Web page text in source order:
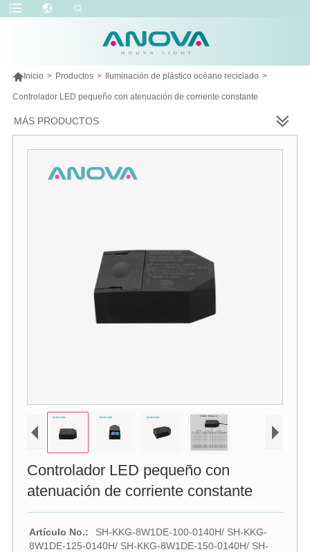
Inicio > Productos > Iluminación de plástico océano reciclado >
Controlador LED pequeño con atenuación de corriente constante
MÁS PRODUCTOS
Controlador LED pequeño con
atenuación de corriente constante
Artículo No.:
SH-KKG-8W1DE-100-0140H/ SH-KKG-
8W1DE-125-0140H/ SH-KKG-8W1DE-150-0140H/ SH-